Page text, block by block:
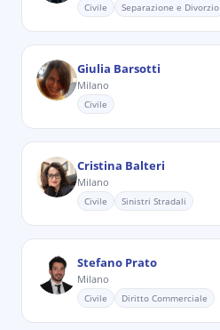
Civile Separazione e Divorzio
Giulia Barsotti
Milano
Civile
Cristina Balteri
Milano
Civile Sinistri Stradali
Stefano Prato
Milano
Civile Diritto Commerciale